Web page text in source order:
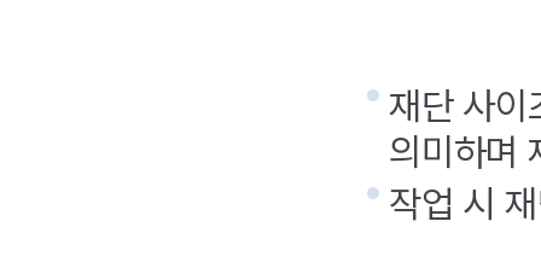
재단 사이
의미하며
작업 시